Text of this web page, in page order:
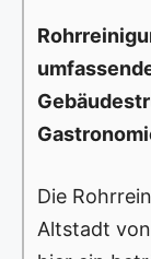
Die
Altstadt